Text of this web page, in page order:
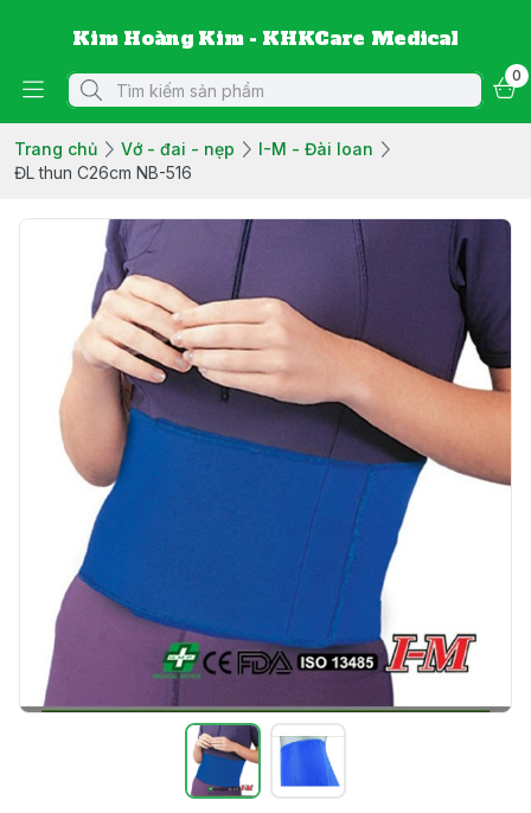
Kim Hoàng Kim - KHKCare Medical
0
Trang chủ Vớ - đai - nẹp
I-M - Đài loan
ĐL thun C26cm NB-516